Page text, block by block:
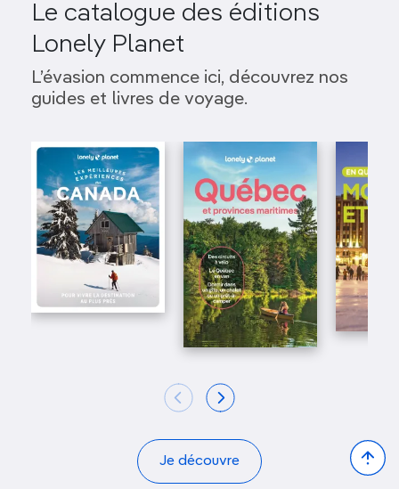
Le catalogue des éditions
Lonely Planet
L’évasion commence ici, découvrez nos
guides et livres de voyage.
Je découvre
to